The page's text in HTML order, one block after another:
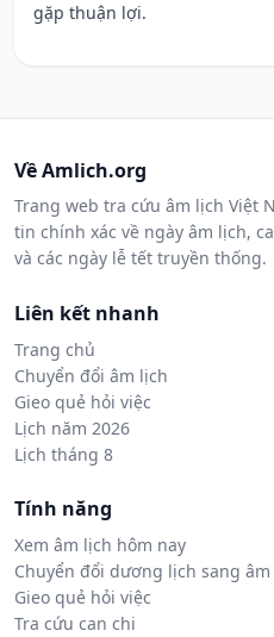
gặp thuận lợi.
Về Amlich.org
Trang web tra cứu âm lịch Việt
tin chính xác về ngày âm lịch,
và các ngày lễ tết truyền thống.
Liên kết nhanh
Trang chủ
Chuyển đổi âm lịch
Gieo quẻ hỏi việc
Lịch năm 2026
Lịch tháng 8
Tính năng
Xem âm lịch hôm nay
Chuyển đổi dương lịch sang
Gieo quẻ hỏi việc
Tra cứu can chi